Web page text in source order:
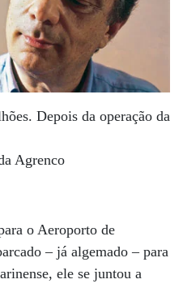
Depois da operação da
Agrenco
o Aeroporto de
– já algemado – para
ele se juntou a